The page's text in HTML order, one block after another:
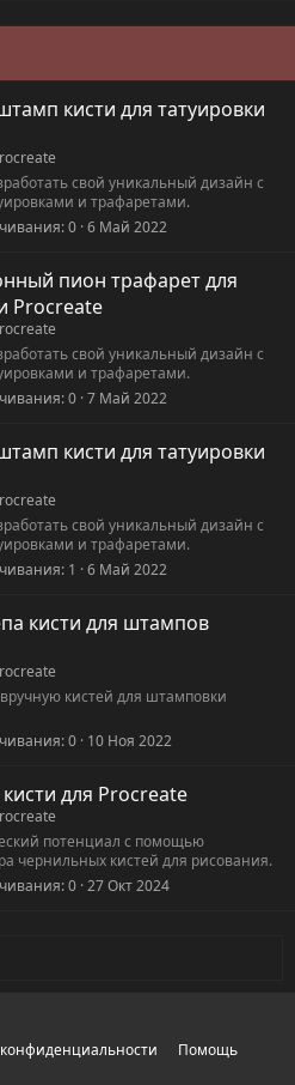
кисти для татуировки
свой уникальный дизайн с
и трафаретами.
0 6 Май 2022
пион трафарет для
Procreate
свой уникальный дизайн с
и трафаретами.
0 7 Май 2022
кисти для татуировки
свой уникальный дизайн с
и трафаретами.
1 6 Май 2022
кисти для штампов
кистей для штамповки
0 10 Ноя 2022
для Procreate
потенциал с помощью
чернильных кистей для рисования.
0 27 Окт 2024
Помощь